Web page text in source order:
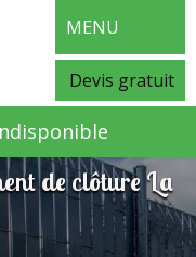
MENU
Devis gratuit
de clôture La